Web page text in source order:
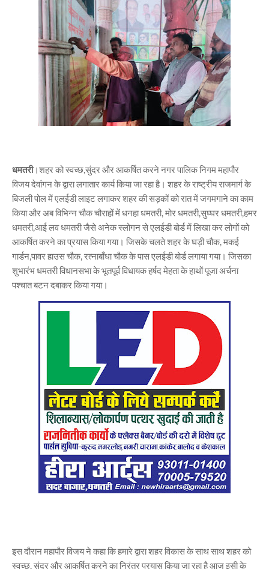
धमतरी।शहर को स्वच्छ,सुंदर और आकर्षित करने नगर पालिक निगम महापौर
विजय देवांगन के द्वारा लगातार कार्य किया जा रहा है। शहर के राष्ट्रीय राजमार्ग के
बिजली पोल में एलईडी लाइट लगाकर शहर की सड़कों को रात में जगमगाने का काम
किया और अब विभिन्न चौक चौराहों में धनहा धमतरी, मोर धमतरी,सुघ्घर धमतरी,हमर
धमतरी,आई लव धमतरी जैसे अनेक स्लोगन से एलईडी बोर्ड में लिखा कर लोगों को
आकर्षित करने का प्रयास किया गया। जिसके चलते शहर के घड़ी चौक, मकई
गार्डन,पावर हाउस चौक, रत्नाबाँधा चौक के पास एलईडी बोर्ड लगाया गया। जिसका
शुभारंभ धमतरी विधानसभा के भूतपूर्व विधायक हर्षद मेहता के हाथों पूजा अर्चना
पश्चात बटन दबाकर किया गया।
इस दौरान महापौर विजय ने कहा कि हमारे द्वारा शहर विकास के साथ साथ शहर को
स्वच्छ, सुंदर और आकर्षित करने का निरंतर प्रयास किया जा रहा है आज इसी के